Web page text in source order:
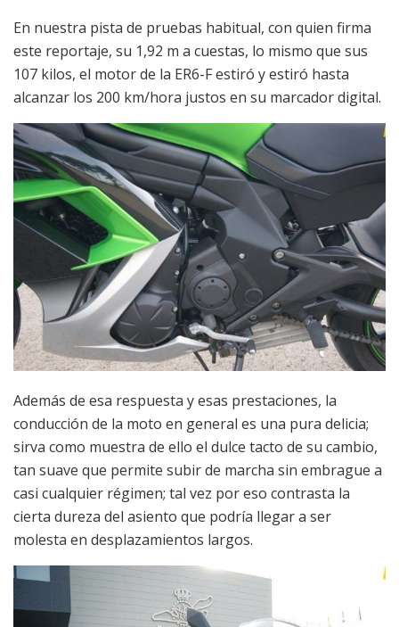
En nuestra pista de pruebas habitual, con quien firma
este reportaje, su 1,92 m a cuestas, lo mismo que sus
107 kilos, el motor de la ER6-F estiró y estiró hasta
alcanzar los 200 km/hora justos en su marcador digital.
Además de esa respuesta y esas prestaciones, la
conducción de la moto en general es una pura delicia;
sirva como muestra de ello el dulce tacto de su cambio,
tan suave que permite subir de marcha sin embrague a
casi cualquier régimen; tal vez por eso contrasta la
cierta dureza del asiento que podría llegar a ser
molesta en desplazamientos largos.